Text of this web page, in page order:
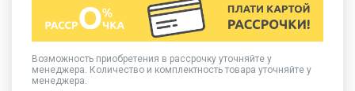
Возможность приобретения в рассрочку уточняйте у
менеджера. Количество и комплектность товара уточняйте у
менеджера.